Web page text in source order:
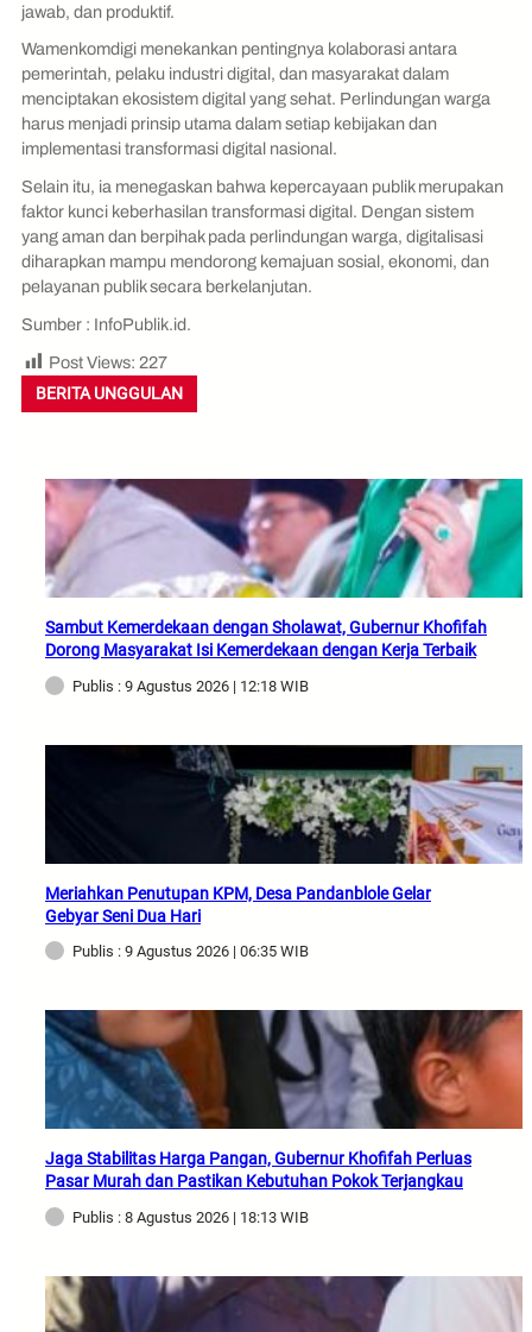
jawab, dan produktif.
Wamenkomdigi menekankan pentingnya kolaborasi antara
pemerintah, pelaku industri digital, dan masyarakat dalam
menciptakan ekosistem digital yang sehat. Perlindungan warga
harus menjadi prinsip utama dalam setiap kebijakan dan
implementasi transformasi digital nasional.
Selain itu, ia menegaskan bahwa kepercayaan publik merupakan
faktor kunci keberhasilan transformasi digital. Dengan sistem
yang aman dan berpihak pada perlindungan warga, digitalisasi
diharapkan mampu mendorong kemajuan sosial, ekonomi, dan
pelayanan publik secara berkelanjutan.
Sumber : InfoPublik.id.
Post Views: 227
BERITA UNGGULAN
Sambut Kemerdekaan dengan Sholawat, Gubernur Khofifah
Dorong Masyarakat Isi Kemerdekaan dengan Kerja Terbaik
Publis : 9 Agustus 2026 | 12:18 WIB
Meriahkan Penutupan KPM, Desa Pandanblole Gelar
Gebyar Seni Dua Hari
Publis : 9 Agustus 2026 | 06:35 WIB
Jaga Stabilitas Harga Pangan, Gubernur Khofifah Perluas
Pasar Murah dan Pastikan Kebutuhan Pokok Terjangkau
Publis : 8 Agustus 2026 | 18:13 WIB